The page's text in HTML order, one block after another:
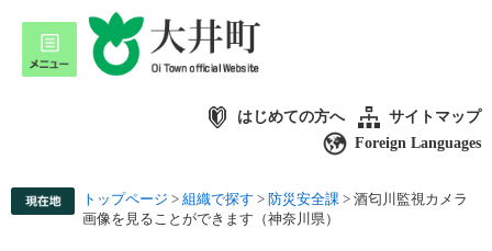
はじめての方へ
サイトマップ
Foreign Languages
トップページ > 組織で探す > 防災安全課 > 酒匂川監視カメラ
画像を見ることができます（神奈川県）